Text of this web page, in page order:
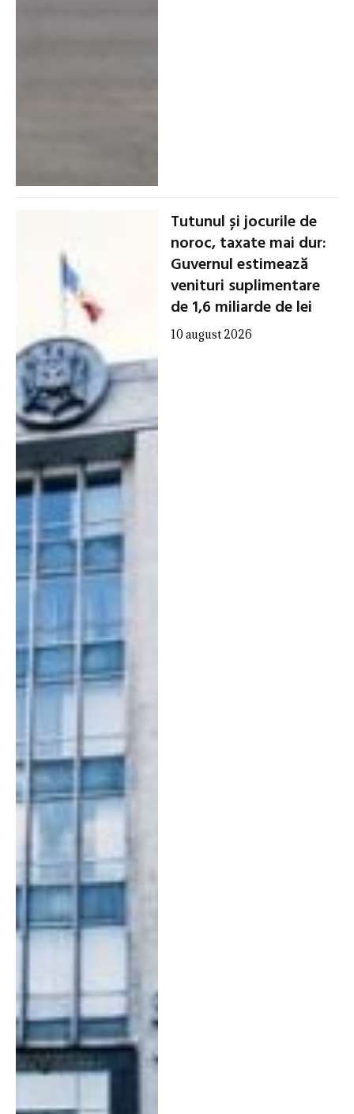
Tutunul și jocurile de
noroc, taxate mai dur:
Guvernul estimează
venituri suplimentare
de 1,6 miliarde de lei
10 august 2026